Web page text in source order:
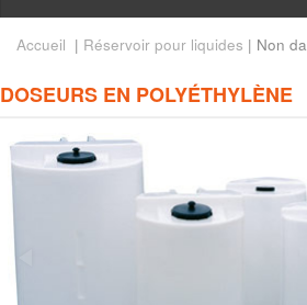
Accueil | Réservoir pour liquides | Non
DOSEURS EN POLYÉTHYLÈNE